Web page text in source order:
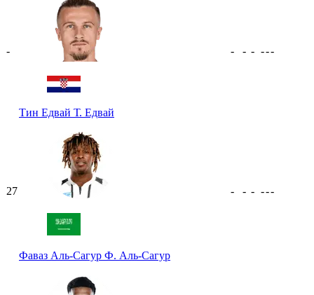
-
Тин Едвай Т. Едвай
- - - ---
27
Фаваз Аль-Сагур Ф. Аль-Сагур
- - - ---